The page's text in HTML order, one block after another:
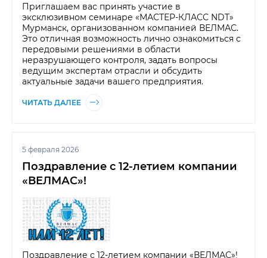
Приглашаем вас принять участие в
эксклюзивном семинаре «МАСТЕР-КЛАСС NDT»
Мурманск, организованном компанией ВЕЛМАС.
Это отличная возможность лично ознакомиться с
передовыми решениями в области
неразрушающего контроля, задать вопросы
ведущим экспертам отрасли и обсудить
актуальные задачи вашего предприятия.
ЧИТАТЬ ДАЛЕЕ
5 февраля 2026
Поздравление с 12-летием компании
«ВЕЛМАС»!
Поздравление с 12-летием компании «ВЕЛМАС»!